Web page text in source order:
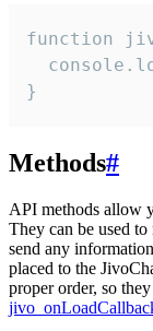
function
}
Methods#
API methods allow
They can be used
send any
placed to the
proper order, so